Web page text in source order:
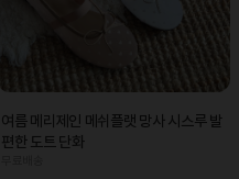
여름 메리제인 메쉬플랫 망사 시스루 발
편한 도트 단화